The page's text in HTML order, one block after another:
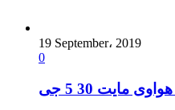
19 September، 2019
0